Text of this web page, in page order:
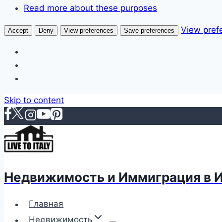
Read more about these purposes
Accept Deny View preferences Save preferences View
Skip to content
Недвижимость и Иммиграция в
Главная
Недвижимость